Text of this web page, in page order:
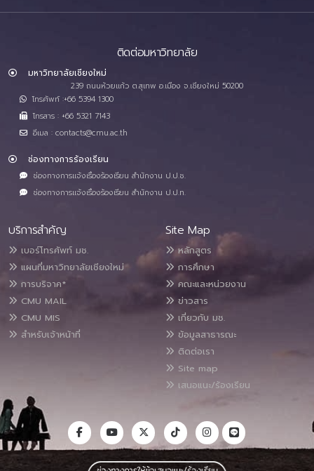
ติดต่อมหาวิทยาลัย
มหาวิทยาลัยเชียงใหม่
239 ถนนห้วยแก้ว ต.สุเทพ อ.เมือง จ.เชียงใหม่ 50200
โทรศัพท์ :+66 5394 1300
โทรสาร : +66 5321 7143
อีเมล : contacts@cmu.ac.th
ช่องทางการร้องเรียน
ช่องทางการแจ้งเรื่องร้องเรียน สำนักงาน ป.ป.ช.
ช่องทางการแจ้งเรื่องร้องเรียน สำนักงาน ป.ป.ท.
บริการสำคัญ
เบอร์โทรศัพท์ มช.
แผนที่มหาวิทยาลัยเชียงใหม่
การบริจาค*
CMU MAIL
CMU MIS
สำหรับเจ้าหน้าที่
Site Map
หลักสูตร
การศึกษา
คณะและหน่วยงาน
ข่าวสาร
เกี่ยวกับ มช.
ข้อมูลสาธารณะ
ติดต่อเรา
Site map
เสนอแนะ/ร้องเรียน